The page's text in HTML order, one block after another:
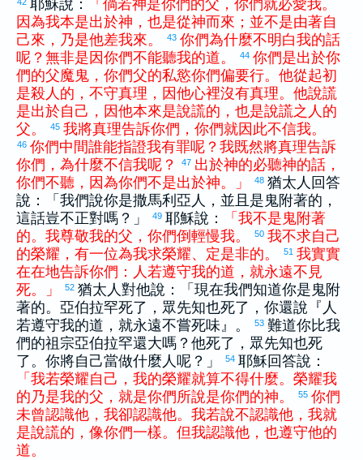
耶穌說： 「 倘若神是你們的父 ， 你們就必愛我。
因為我本是出於神 ， 也是從神而來 ； 並不是由著自
己來 ， 乃是他差我來。 43 你們為什麼不明白我的話
呢 ？ 無非是 因你們不能聽我的道。 44 你們是出於你
們的父魔鬼 ， 你們父的私慾你們偏要行。 他從起初
是殺人 的 ， 不守真理 ， 因他心裡沒有真理。 他說謊
是出於自己 ， 因他本來是說謊的 ， 也是說謊之 人 的
父。 45 我將真理告訴你們 ， 你們就因此不信我。
46 你們中間誰能指證我有罪呢 ？ 我既然將真理告訴
你們 ， 為什麼不信我呢 ？ 47 出於神的必聽神的話 ，
你們不聽 ， 因為你們不是出於神。 」 48 猶太 人回答
說：「我們說你是撒馬利亞 人，並且是鬼附著的，
這話豈不正對嗎？」
49 耶穌說： 「 我不是 鬼附著
的。 我尊敬我的父 ， 你們倒 輕慢我。 50 我不求自己
的榮耀 ， 有一位為我求榮耀、 定是非的。 51 我實實
在在地告訴你們 ： 人若遵守我的道 ， 就永遠不 見
死。 」 52 猶太 人對他說：「現在我們知道你是鬼附
著的。 亞伯拉罕死了，眾先知也死了，你還說『人
若遵守我的道，就永遠不嘗死味』。
53 難道你比我
們的祖宗亞伯拉罕還大嗎？他死了，眾先知也死
了。你將自己當做什麼人呢？」
54 耶穌回答說：
「 我若榮耀自己 ， 我的榮耀就算不得什麼。 榮耀我
的乃是我的父 ， 就是你們所說是你們的神。 55 你們
未曾認識他 ， 我卻認識他。 我若說不認識他 ， 我就
是說謊的 ， 像你們一樣。 但我認識他 ， 也遵守他的
道。